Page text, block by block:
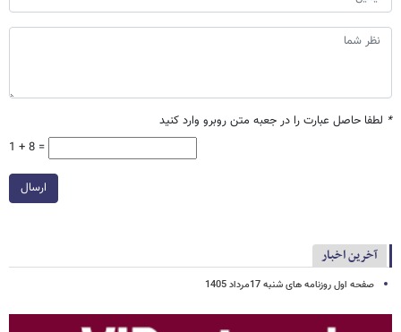
* لطفا حاصل عبارت را در جعبه متن روبرو وارد کنید
1 + 8 =
ارسال
آخرین اخبار
صفحه اول روزنامه های شنبه 17مرداد 1405